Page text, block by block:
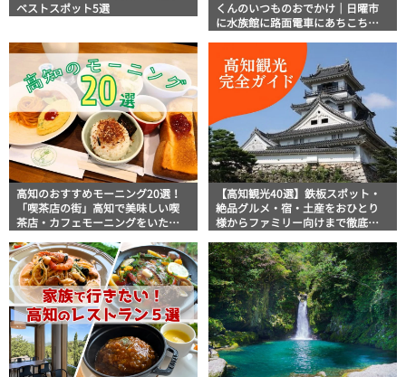
ベストスポット5選
くんのいつものおでかけ｜日曜市
に水族館に路面電車にあちこち巡
高知のおすすめモーニング20選！
「喫茶店の街」高知で美味しい喫
茶店・カフェモーニングをいただ
【高知観光40選】鉄板スポット・
絶品グルメ・宿・土産をおひとり
様からファミリー向けまで徹底解